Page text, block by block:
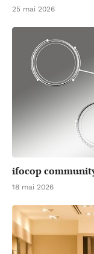
25 mai 2026
ifocop
18 mai 2026